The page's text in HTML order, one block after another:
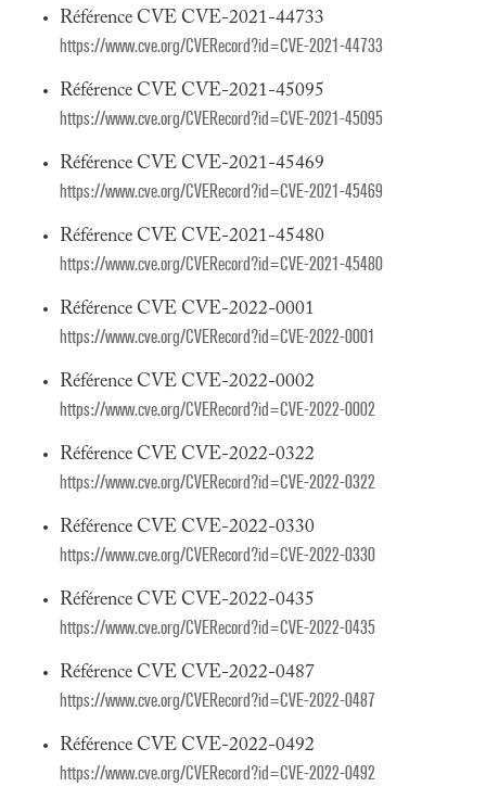
Référence CVE CVE-2021-44733
https://www.cve.org/CVERecord?id=CVE-2021-44733
Référence CVE CVE-2021-45095
https://www.cve.org/CVERecord?id=CVE-2021-45095
Référence CVE CVE-2021-45469
https://www.cve.org/CVERecord?id=CVE-2021-45469
Référence CVE CVE-2021-45480
https://www.cve.org/CVERecord?id=CVE-2021-45480
Référence CVE CVE-2022-0001
https://www.cve.org/CVERecord?id=CVE-2022-0001
Référence CVE CVE-2022-0002
https://www.cve.org/CVERecord?id=CVE-2022-0002
Référence CVE CVE-2022-0322
https://www.cve.org/CVERecord?id=CVE-2022-0322
Référence CVE CVE-2022-0330
https://www.cve.org/CVERecord?id=CVE-2022-0330
Référence CVE CVE-2022-0435
https://www.cve.org/CVERecord?id=CVE-2022-0435
Référence CVE CVE-2022-0487
https://www.cve.org/CVERecord?id=CVE-2022-0487
Référence CVE CVE-2022-0492
https://www.cve.org/CVERecord?id=CVE-2022-0492